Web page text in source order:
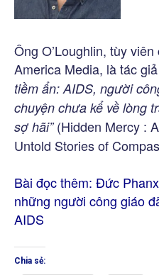
Ông O’Loughlin, tùy
America Media, là tác
tiềm ẩn: AIDS, người
chuyện chưa kể về lòng
sợ hãi”(Hidden Mercy :
Untold Stories of
Bài đọc thêm: Đức
những người công giáo
AIDS
Chia sẻ: